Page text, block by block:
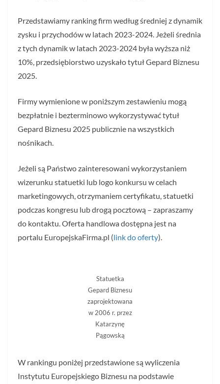
Przedstawiamy ranking firm według średniej z dynamik
zysku i przychodów w latach 2023-2024. Jeżeli średnia
z tych dynamik w latach 2023-2024 była wyższa niż
10%, przedsiębiorstwo uzyskało tytuł Gepard Biznesu
2025.
Firmy wymienione w poniższym zestawieniu mogą
bezpłatnie i bezterminowo wykorzystywać tytuł
Gepard Biznesu 2025 publicznie na wszystkich
nośnikach.
Jeżeli są Państwo zainteresowani wykorzystaniem
wizerunku statuetki lub logo konkursu w celach
marketingowych, otrzymaniem certyfikatu, statuetki
podczas kongresu lub drogą pocztową – zapraszamy
do kontaktu. Oferta handlowa dostępna jest na
portalu EuropejskaFirma.pl (link do oferty).
Statuetka
Gepard Biznesu
zaprojektowana
w 2006 r. przez
Katarzynę
Pągowską
W rankingu poniżej przedstawione są wyliczenia
Instytutu Europejskiego Biznesu na podstawie